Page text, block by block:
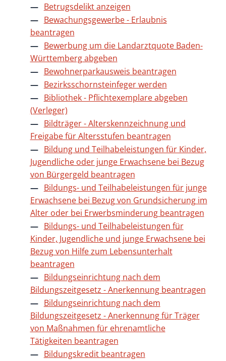
Betrugsdelikt anzeigen
Bewachungsgewerbe - Erlaubnis
beantragen
Bewerbung um die Landarztquote Baden-
Württemberg abgeben
Bewohnerparkausweis beantragen
Bezirksschornsteinfeger werden
Bibliothek - Pflichtexemplare abgeben
(Verleger)
Bildträger - Alterskennzeichnung und
Freigabe für Altersstufen beantragen
Bildung und Teilhabeleistungen für Kinder,
Jugendliche oder junge Erwachsene bei Bezug
von Bürgergeld beantragen
Bildungs- und Teilhabeleistungen für junge
Erwachsene bei Bezug von Grundsicherung im
Alter oder bei Erwerbsminderung beantragen
Bildungs- und Teilhabeleistungen für
Kinder, Jugendliche und junge Erwachsene bei
Bezug von Hilfe zum Lebensunterhalt
beantragen
Bildungseinrichtung nach dem
Bildungszeitgesetz - Anerkennung beantragen
Bildungseinrichtung nach dem
Bildungszeitgesetz - Anerkennung für Träger
von Maßnahmen für ehrenamtliche
Tätigkeiten beantragen
Bildungskredit beantragen